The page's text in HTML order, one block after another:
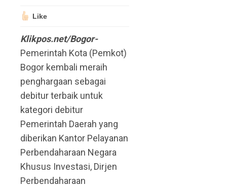
Like
Klikpos.net/Bogor-
Pemerintah Kota (Pemkot)
Bogor kembali meraih
penghargaan sebagai
debitur terbaik untuk
kategori debitur
Pemerintah Daerah yang
diberikan Kantor Pelayanan
Perbendaharaan Negara
Khusus Investasi, Dirjen
Perbendaharaan